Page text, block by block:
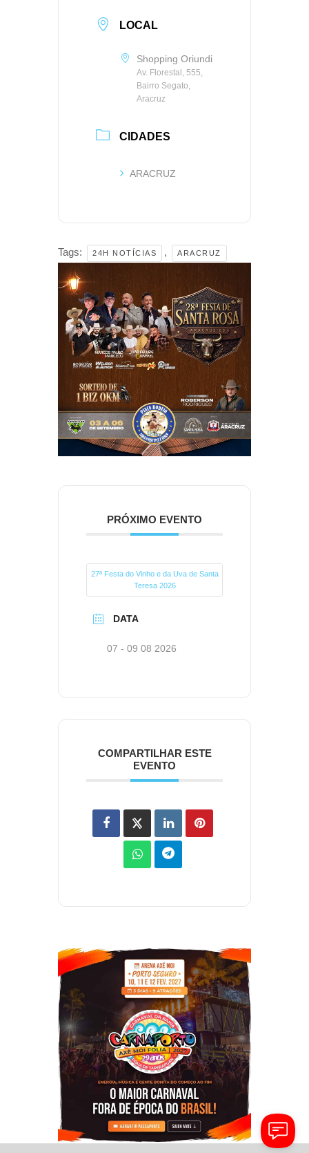
LOCAL
Shopping Oriundi
Av. Florestal, 555,
Bairro Segato,
Aracruz
CIDADES
ARACRUZ
Tags: 24H NOTÍCIAS , ARACRUZ
PRÓXIMO EVENTO
27ª Festa do Vinho e da Uva de Santa
Teresa 2026
DATA
07 - 09 08 2026
COMPARTILHAR ESTE
EVENTO